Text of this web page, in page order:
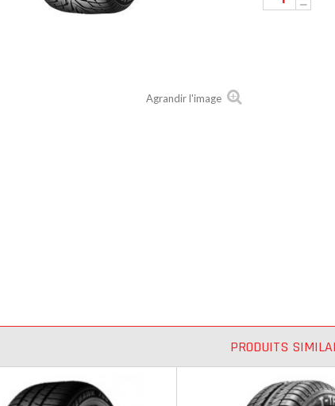
Agrandir l'image
PRODUITS